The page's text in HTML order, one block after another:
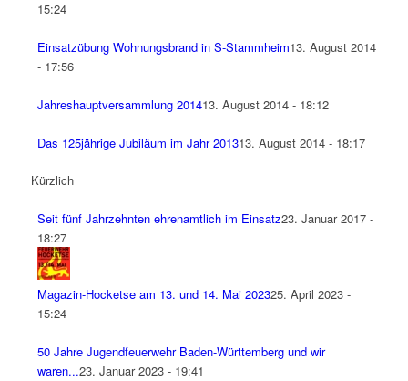
15:24
Einsatzübung Wohnungsbrand in S-Stammheim13. August 2014
- 17:56
Jahreshauptversammlung 201413. August 2014 - 18:12
Das 125jährige Jubiläum im Jahr 201313. August 2014 - 18:17
Kürzlich
Seit fünf Jahrzehnten ehrenamtlich im Einsatz23. Januar 2017 -
18:27
Magazin-Hocketse am 13. und 14. Mai 202325. April 2023 -
15:24
50 Jahre Jugendfeuerwehr Baden-Württemberg und wir
waren...23. Januar 2023 - 19:41